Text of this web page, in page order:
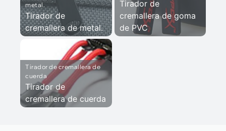
metal.
Tirador de
cremallera de metal.
Tirador de
cremallera de goma
de PVC
Tirador de cremallera de
cuerda
Tirador de
cremallera de cuerda